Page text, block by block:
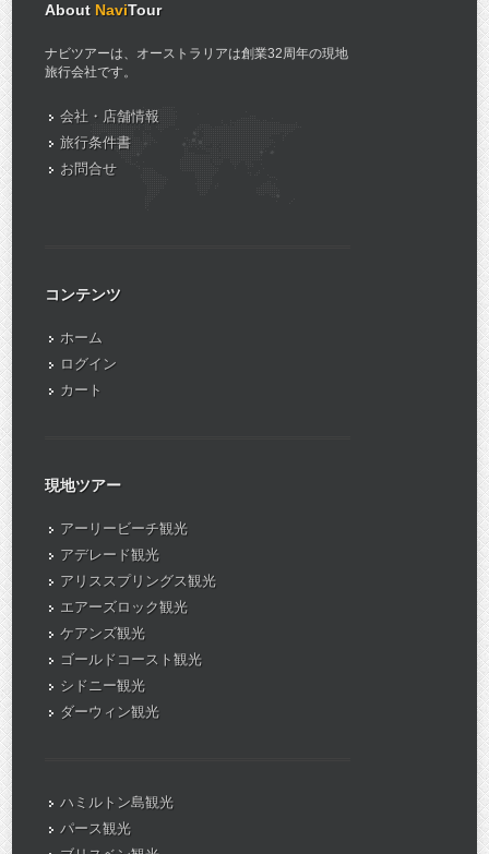
About NaviTour
ナビツアーは、オーストラリアは創業32周年の現地
旅行会社です。
会社・店舗情報
旅行条件書
お問合せ
コンテンツ
ホーム
ログイン
カート
現地ツアー
アーリービーチ観光
アデレード観光
アリススプリングス観光
エアーズロック観光
ケアンズ観光
ゴールドコースト観光
シドニー観光
ダーウィン観光
ハミルトン島観光
パース観光